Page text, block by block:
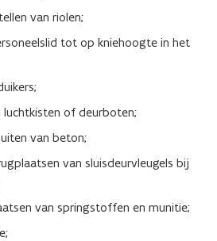
van riolen;
tot op kniehoogte in het
of deurboten;
van beton;
van sluisdeurvleugels bij
van springstoffen en munitie;